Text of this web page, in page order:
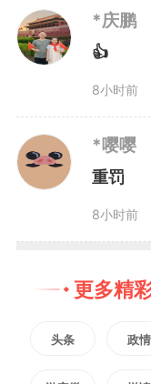
活垃圾触目
迹更埋下了
员在查处
遗留垃圾进
风险。
*庆鹏
👍
8小时前
*嘤嘤
重罚
8小时前
更多精
头条 政情